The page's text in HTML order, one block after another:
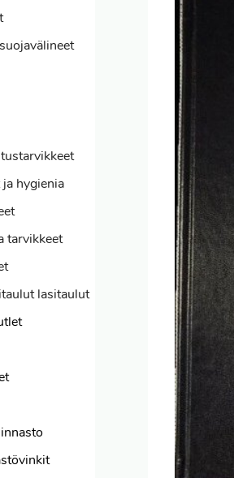
hygienia
tarvikkeet
lasitaulut